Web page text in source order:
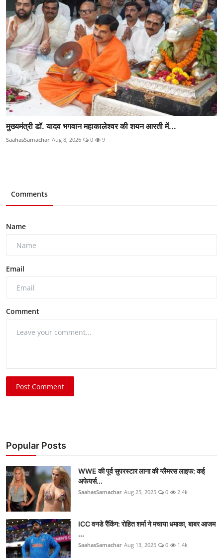
मुख्यमंत्री डॉ. यादव भगवान महाकालेश्‍वर की शयन आरती में...
SaahasSamachar Aug 8, 2026 0 9
Comments
Name
Email
Comment
Post Comment
Popular Posts
WWE की पूर्व सुपरस्टार लाना की ग्लैमरस लाइफ: कई
अफेयर्स...
SaahasSamachar Aug 25, 2025 0 2.4k
ICC वनडे रैंकिंग: रोहित शर्मा ने मचाया धमाका, बाबर आजम
...
SaahasSamachar Aug 13, 2025 0 1.4k